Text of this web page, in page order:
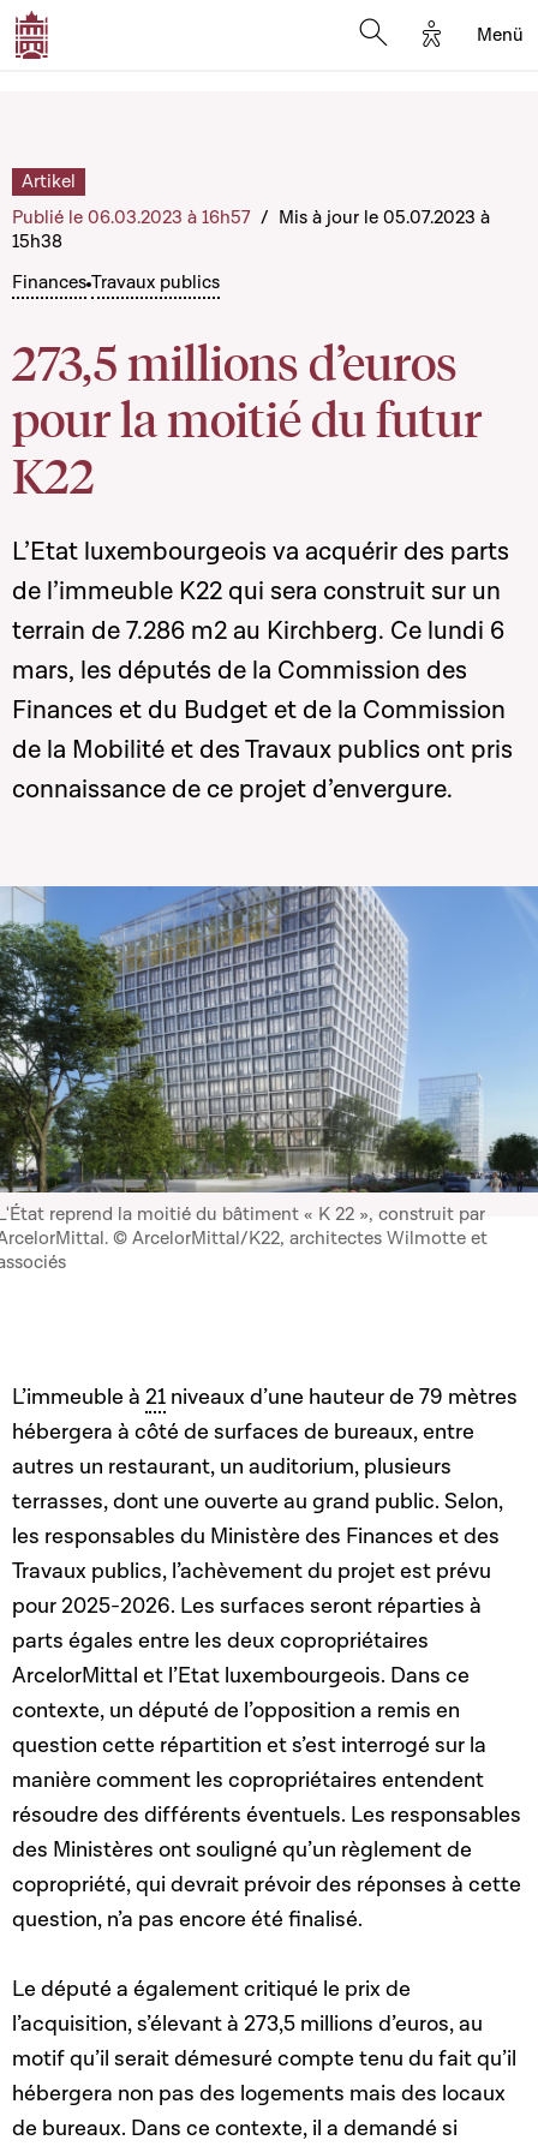
Options
Menü
Finances Travaux publics
273,5 millions d’euros
pour la moitié du futur
K22
Artikel
Publié le 06.03.2023 à 16h57 / Mis à jour le 05.07.2023 à
15h38
L’Etat luxembourgeois va acquérir des parts
de l’immeuble K22 qui sera construit sur un
terrain de 7.286 m2 au Kirchberg. Ce lundi 6
mars, les députés de la Commission des
Finances et du Budget et de la Commission
de la Mobilité et des Travaux publics ont pris
connaissance de ce projet d’envergure.
reprend la moitié du bâtiment « K 22 », construit par
© ArcelorMittal/K22, architectes Wilmotte et
L’immeuble à 21 niveaux d’une hauteur de 79 mètres
hébergera à côté de surfaces de bureaux, entre
autres un restaurant, un auditorium, plusieurs
terrasses, dont une ouverte au grand public. Selon,
les responsables du Ministère des Finances et des
Travaux publics, l’achèvement du projet est prévu
pour 2025-2026. Les surfaces seront réparties à
parts égales entre les deux copropriétaires
ArcelorMittal et l’Etat luxembourgeois. Dans ce
contexte, un député de l’opposition a remis en
question cette répartition et s’est interrogé sur la
manière comment les copropriétaires entendent
résoudre des différents éventuels. Les responsables
des Ministères ont souligné qu’un règlement de
copropriété, qui devrait prévoir des réponses à cette
question, n’a pas encore été finalisé.
Le député a également critiqué le prix de
l’acquisition, s’élevant à 273,5 millions d’euros, au
motif qu’il serait démesuré compte tenu du fait qu’il
hébergera non pas des logements mais des locaux
de bureaux. Dans ce contexte, il a demandé si